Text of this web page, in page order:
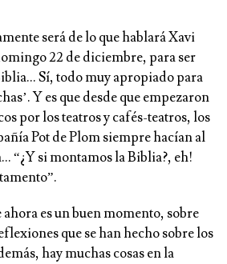
será de lo que hablará Xavi
22 de diciembre, para ser
Sí, todo muy apropiado para
Y es que desde que empezaron
por los teatros y cafés-teatros, los
Pot de Plom siempre hacían al
“¿Y si montamos la Biblia?, eh!
es un buen momento, sobre
que se han hecho sobre los
hay muchas cosas en la